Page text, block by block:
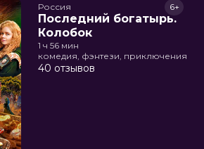
Россия
Последний богатырь.
Колобок
6+
1 ч 56 мин
комедия, фэнтези, приключения
40 отзывов